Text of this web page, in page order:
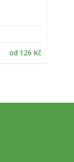
od 126 Kč